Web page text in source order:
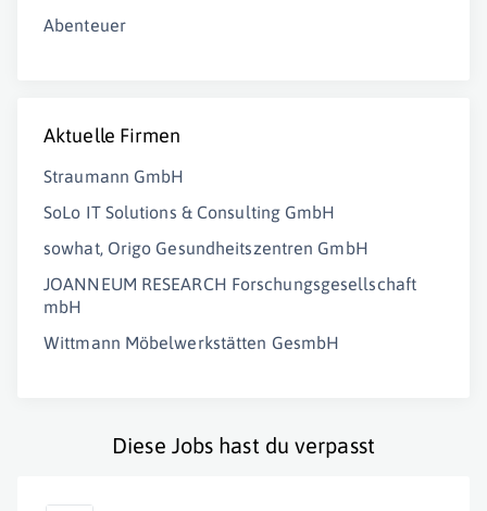
Abenteuer
Aktuelle Firmen
Straumann GmbH
SoLo IT Solutions & Consulting GmbH
sowhat, Origo Gesundheitszentren GmbH
JOANNEUM RESEARCH Forschungsgesellschaft
mbH
Wittmann Möbelwerkstätten GesmbH
Diese Jobs hast du verpasst